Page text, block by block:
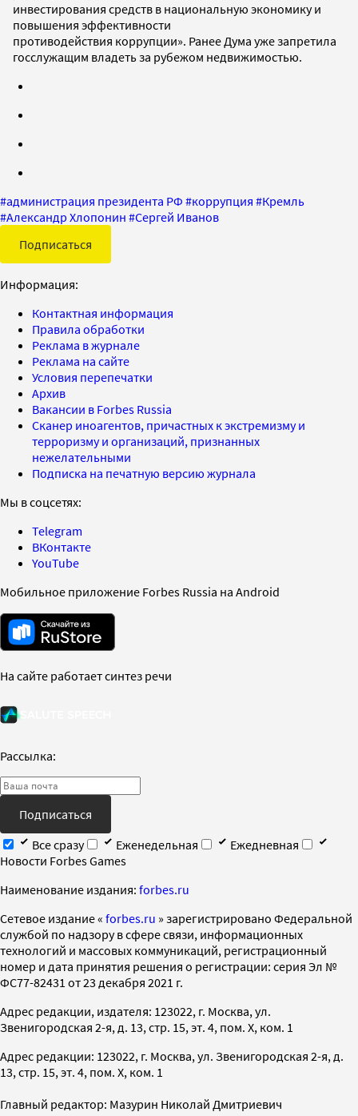
инвестирования средств в национальную экономику и
повышения эффективности
противодействия коррупции». Ранее Дума уже запретила
госслужащим владеть за рубежом недвижимостью.
#администрация президента РФ #коррупция #Кремль
#Александр Хлопонин #Сергей Иванов
Подписаться
Информация:
Контактная информация
Правила обработки
Реклама в журнале
Реклама на сайте
Условия перепечатки
Архив
Вакансии в Forbes Russia
Сканер иноагентов, причастных к экстремизму и
терроризму и организаций, признанных
нежелательными
Подписка на печатную версию журнала
Мы в соцсетях:
Telegram
ВКонтакте
YouTube
Мобильное приложение Forbes Russia на Android
На сайте работает синтез речи
Рассылка:
Подписаться
Все сразу
Еженедельная
Ежедневная
Новости Forbes Games
Наименование издания: forbes.ru
Cетевое издание « forbes.ru » зарегистрировано Федеральной
службой по надзору в сфере связи, информационных
технологий и массовых коммуникаций, регистрационный
номер и дата принятия решения о регистрации: серия Эл №
ФС77-82431 от 23 декабря 2021 г.
Адрес редакции, издателя: 123022, г. Москва, ул.
Звенигородская 2-я, д. 13, стр. 15, эт. 4, пом. X, ком. 1
Адрес редакции: 123022, г. Москва, ул. Звенигородская 2-я, д.
13, стр. 15, эт. 4, пом. X, ком. 1
Главный редактор: Мазурин Николай Дмитриевич